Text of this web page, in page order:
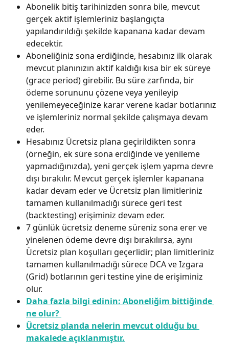
Abonelik bitiş tarihinizden sonra bile, mevcut
gerçek aktif işlemleriniz başlangıçta
yapılandırıldığı şekilde kapanana kadar devam
edecektir.
Aboneliğiniz sona erdiğinde, hesabınız ilk olarak
mevcut planınızın aktif kaldığı kısa bir ek süreye
(grace period) girebilir. Bu süre zarfında, bir
ödeme sorununu çözene veya yenileyip
yenilemeyeceğinize karar verene kadar botlarınız
ve işlemleriniz normal şekilde çalışmaya devam
eder.
Hesabınız Ücretsiz plana geçirildikten sonra
(örneğin, ek süre sona erdiğinde ve yenileme
yapmadığınızda), yeni gerçek işlem yapma devre
dışı bırakılır. Mevcut gerçek işlemler kapanana
kadar devam eder ve Ücretsiz plan limitleriniz
tamamen kullanılmadığı sürece geri test
(backtesting) erişiminiz devam eder.
7 günlük ücretsiz deneme süreniz sona erer ve
yinelenen ödeme devre dışı bırakılırsa, aynı
Ücretsiz plan koşulları geçerlidir; plan limitleriniz
tamamen kullanılmadığı sürece DCA ve Izgara
(Grid) botlarının geri testine yine de erişiminiz
olur.
Daha fazla bilgi edinin: Aboneliğim bittiğinde
ne olur?
Ücretsiz planda nelerin mevcut olduğu bu
makalede açıklanmıştır.